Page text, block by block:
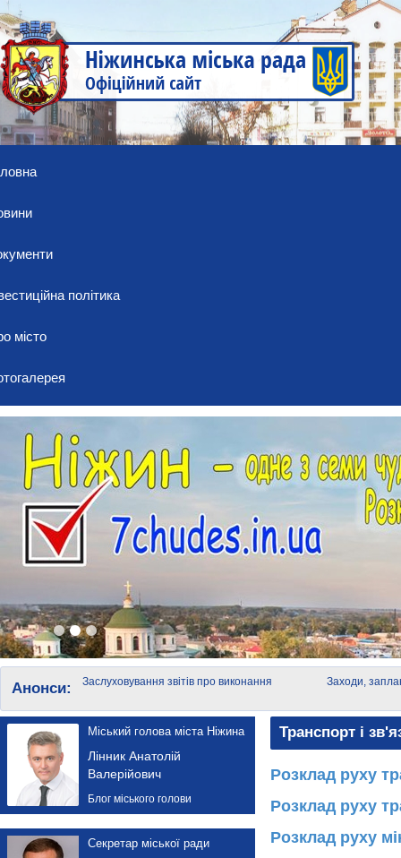
політика
місто
Анонси:
Заслуховування звітів про виконання
Заходи,
Міський голова міста Ніжина
Лінник Анатолій
Валерійович
Блог міського голови
Секретар міської ради
Транспорт і
Розклад руху
Розклад руху
Розклад руху